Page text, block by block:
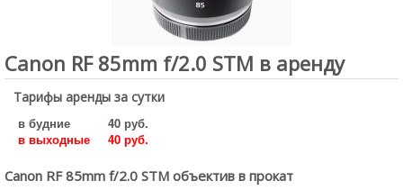
Canon RF 85mm f/2.0 STM в аренду
Тарифы аренды за сутки
в будние
40 руб.
в выходные
40 руб.
Canon RF 85mm f/2.0 STM объектив в прокат